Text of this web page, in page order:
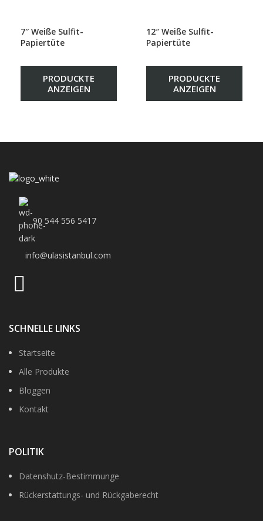
7″ Weiße Sulfit-
Papiertüte
PRODUCKTE
ANZEIGEN
12″ Weiße Sulfit-
Papiertüte
PRODUCKTE
ANZEIGEN
90 544 556 5417
info@ulasistanbul.com
SCHNELLE LINKS
Startseite
Alle Produkte
Bloggen
Kontakt
POLITIK
Datenshutz-Bestimmunge
Rückerstattungs- und Rückgaberecht